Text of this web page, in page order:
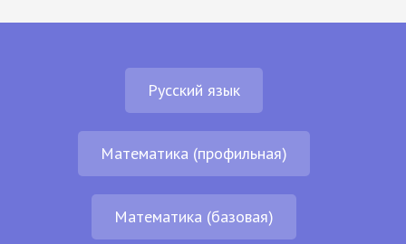
Русский язык
Математика (профильная)
Математика (базовая)